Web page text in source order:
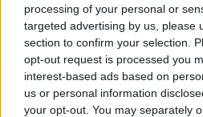
processing of your personal or
targeted advertising by us, please
section to confirm your selection.
opt-out request is processed you
interest-based ads based on
us or personal information
your opt-out. You may separately
Περιγραφή
Υπάρχει η δυνατότητα επιλογής
στοιχείου μετά από συνεννόηση !